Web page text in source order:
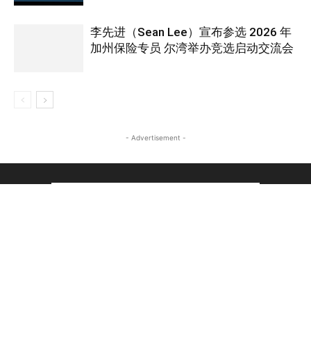
李先进（Sean Lee）宣布参选 2026 年
加州保险专员 尔湾举办竞选启动交流会
- Advertisement -